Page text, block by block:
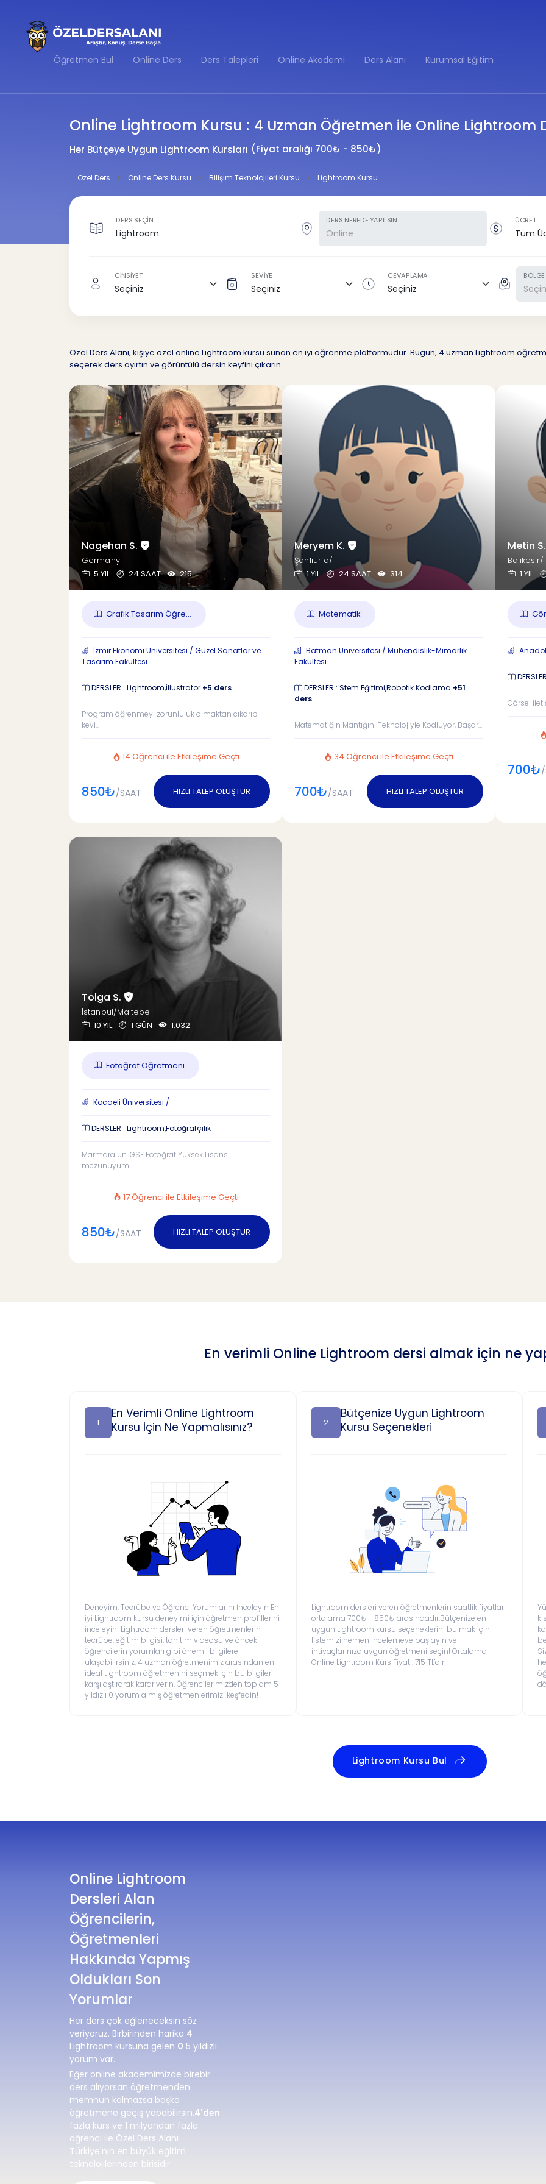
Öğretmen Bul Online Ders Ders Talepleri Online Akademi Ders Alanı Kurumsal Eğitim
Online Lightroom Kursu : 4 Uzman Öğretmen ile Online Lightroom
Her Bütçeye Uygun Lightroom Kursları (Fiyat aralığı 700₺ - 850₺)
Özel Ders Online Ders Kursu Bilişim Teknolojileri Kursu Lightroom Kursu
DERS SEÇİN DERS NEREDE YAPILSIN ÜCRET
CİNSİYET SEVİYE CEVAPLAMA BÖLGE
Özel Ders Alanı, kişiye özel online Lightroom kursu sunan en iyi öğrenme platformudur. Bugün, 4 uzman Lightroom
seçerek ders ayırtın ve görüntülü dersin keyfini çıkarın.
Nagehan S.
Germany
5 YIL
24 SAAT 215
Grafik Tasarım Öğre...
İzmir Ekonomi Üniversitesi / Güzel Sanatlar ve
Tasarım Fakültesi
DERSLER : Lightroom,İllustrator +5 ders
Program öğrenmeyi zorunluluk olmaktan çıkarıp
keyi...
14 Öğrenci ile Etkileşime Geçti
850₺/SAAT HIZLI TALEP OLUŞTUR
Meryem K.
Şanlıurfa/
1 YIL
24 SAAT 314
Matematik
Batman Üniversitesi / Mühendislik-Mimarlık
Fakültesi
DERSLER : Stem Eğitimi,Robotik Kodlama +51
ders
Matematiğin Mantığını Teknolojiyle Kodluyor, Başar...
34 Öğrenci ile Etkileşime Geçti
700₺/SAAT HIZLI TALEP OLUŞTUR
Metin S.
Balıkesir/
1 YIL
Görsel
700₺/
Tolga S.
İstanbul/Maltepe
10 YIL
1 GÜN 1.032
Fotoğraf Öğretmeni
Kocaeli Üniversitesi /
DERSLER : Lightroom,Fotoğrafçılık
Marmara Ün. GSE Fotoğraf Yüksek Lisans
mezunuyum....
17 Öğrenci ile Etkileşime Geçti
850₺/SAAT HIZLI TALEP OLUŞTUR
En verimli Online Lightroom dersi almak için ne
1
En Verimli Online Lightroom
Kursu İçin Ne Yapmalısınız?
Deneyim, Tecrübe ve Öğrenci Yorumlarını İnceleyin En
iyi Lightroom kursu deneyimi için öğretmen profillerini
inceleyin! Lightroom dersleri veren öğretmenlerin
tecrübe, eğitim bilgisi, tanıtım videosu ve önceki
öğrencilerin yorumları gibi önemli bilgilere
ulaşabilirsiniz. 4 uzman öğretmenimiz arasından en
ideal Lightroom öğretmenini seçmek için bu bilgileri
karşılaştırarak karar verin. Öğrencilerimizden toplam 5
yıldızlı 0 yorum almış öğretmenlerimizi keşfedin!
2
Bütçenize Uygun Lightroom
Kursu Seçenekleri
Lightroom dersleri veren öğretmenlerin saatlik fiyatları
ortalama 700₺ - 850₺ arasındadır.Bütçenize en
uygun Lightroom kursu seçeneklerini bulmak için
listemizi hemen incelemeye başlayın ve
ihtiyaçlarınıza uygun öğretmeni seçin! Ortalama
Online Lightroom Kurs Fiyatı: 715 TL'dir
Lightroom Kursu Bul
Online Lightroom
Dersleri Alan
Öğrencilerin,
Öğretmenleri
Hakkında Yapmış
Oldukları Son
Yorumlar
Her ders çok eğleneceksin söz
veriyoruz. Birbirinden harika 4
Lightroom kursuna gelen 0 5 yıldızlı
yorum var.
Eğer online akademimizde birebir
ders alıyorsan öğretmenden
memnun kalmazsa başka
öğretmene geçiş yapabilirsin.4'den
fazla kurs ve 1 milyondan fazla
öğrenci ile Özel Ders Alanı
Türkiye'nin en büyük eğitim
teknolojilerinden birisidir.